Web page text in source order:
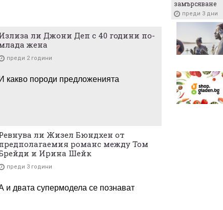
ли Джони Деп с 40 години по-
жена
преди 2 години
И какво породи предложенията
ли Жизел Бюндхен от
романс между Том
и Ирина Шейк
преди 3 години
и двата супермодела се познават
замърсяване
преди 3 дни